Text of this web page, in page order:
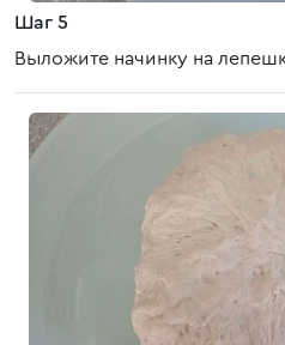
Шаг 5
Выложите начинку на